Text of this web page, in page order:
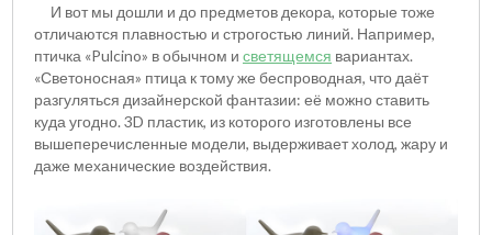
И вот мы дошли и до предметов декора, которые тоже
отличаются плавностью и строгостью линий. Например,
птичка «Pulcino» в обычном и светящемся вариантах.
«Светоносная» птица к тому же беспроводная, что даёт
разгуляться дизайнерской фантазии: её можно ставить
куда угодно. 3D пластик, из которого изготовлены все
вышеперечисленные модели, выдерживает холод, жару и
даже механические воздействия.